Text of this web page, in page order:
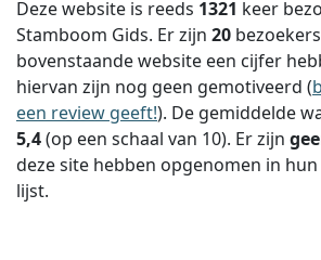
Deze website is reeds 1321 keer
Stamboom Gids. Er zijn 20
bovenstaande website een cijfer
hiervan zijn nog geen gemotiveerd (
een review geeft!). De gemiddelde
5,4(op een schaal van 10). Er zijn
deze site hebben opgenomen in hun
lijst.